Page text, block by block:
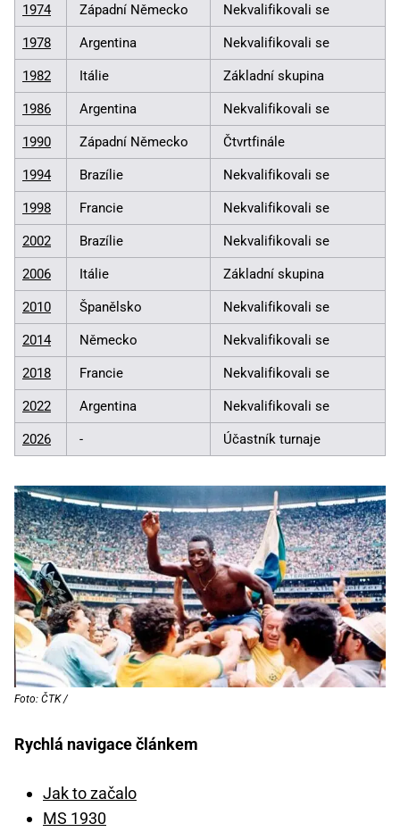
1974 Západní Německo Nekvalifikovali se
1978 Argentina Nekvalifikovali se
1982 Itálie Základní skupina
1986 Argentina Nekvalifikovali se
1990 Západní Německo Čtvrtfinále
1994 Brazílie Nekvalifikovali se
1998 Francie Nekvalifikovali se
2002 Brazílie Nekvalifikovali se
2006 Itálie Základní skupina
2010 Španělsko Nekvalifikovali se
2014 Německo Nekvalifikovali se
2018 Francie Nekvalifikovali se
2022 Argentina Nekvalifikovali se
2026 - Účastník turnaje
Foto: ČTK /
Rychlá navigace článkem
Jak to začalo
MS 1930